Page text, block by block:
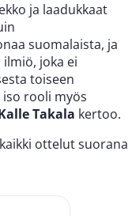
ja laadukkaat
suomalaista, ja
ilmiö, joka ei
toiseen
rooli myös
Takala kertoo.
ottelut suorana